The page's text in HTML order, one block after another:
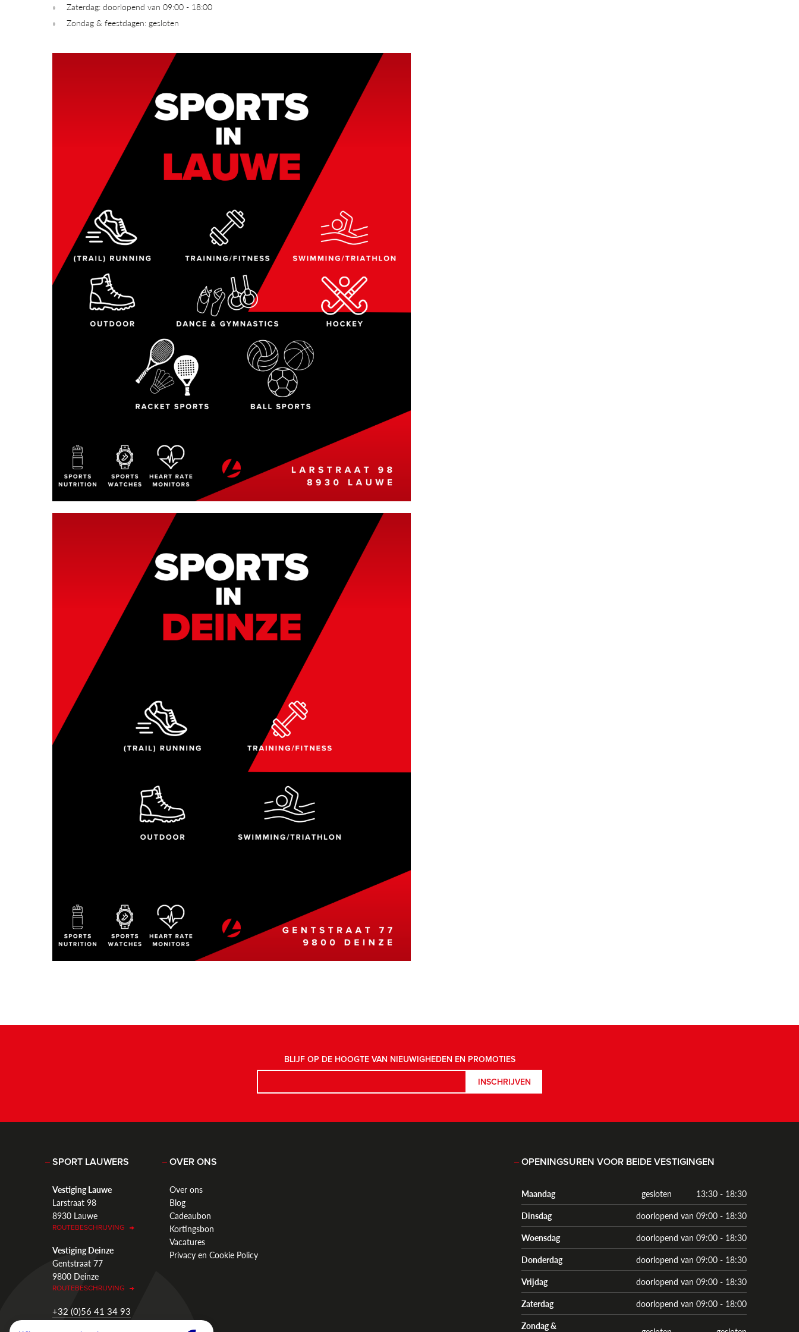
Zaterdag: doorlopend van 09:00 - 18:00
Zondag & feestdagen: gesloten
BLIJF OP DE HOOGTE VAN NIEUWIGHEDEN EN PROMOTIES
INSCHRIJVEN
SPORT LAUWERS
Vestiging Lauwe
Larstraat 98
8930 Lauwe
ROUTEBESCHRIJVING
Vestiging Deinze
Gentstraat 77
9800 Deinze
ROUTEBESCHRIJVING
+32 (0)56 41 34 93
OVER ONS
Over ons
Blog
Cadeaubon
Kortingsbon
Vacatures
Privacy en Cookie Policy
OPENINGSUREN VOOR BEIDE VESTIGINGEN
Maandag gesloten
13:30 - 18:30
Dinsdag
doorlopend van 09:00 - 18:30
Woensdag
doorlopend van 09:00 - 18:30
Donderdag
doorlopend van 09:00 - 18:30
Vrijdag
doorlopend van 09:00 - 18:30
Zaterdag
doorlopend van 09:00 - 18:00
Zondag &